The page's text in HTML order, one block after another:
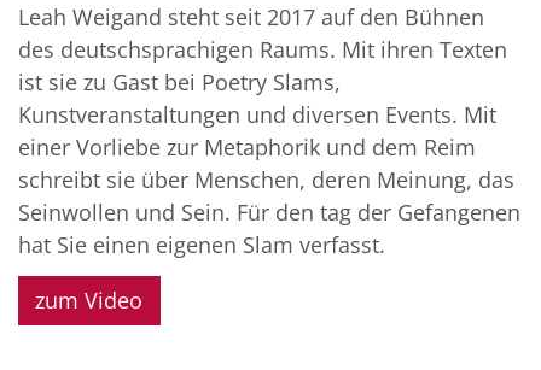
Leah Weigand steht seit 2017 auf den Bühnen
des deutschsprachigen Raums. Mit ihren Texten
ist sie zu Gast bei Poetry Slams,
Kunstveranstaltungen und diversen Events. Mit
einer Vorliebe zur Metaphorik und dem Reim
schreibt sie über Menschen, deren Meinung, das
Seinwollen und Sein. Für den tag der Gefangenen
hat Sie einen eigenen Slam verfasst.
zum Video